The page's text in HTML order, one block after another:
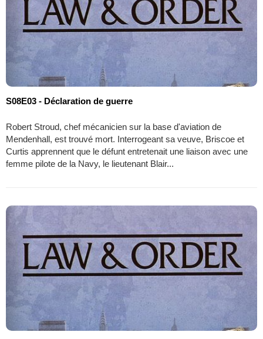
S08E03 - Déclaration de guerre
Robert Stroud, chef mécanicien sur la base d'aviation de
Mendenhall, est trouvé mort. Interrogeant sa veuve, Briscoe et
Curtis apprennent que le défunt entretenait une liaison avec une
femme pilote de la Navy, le lieutenant Blair...